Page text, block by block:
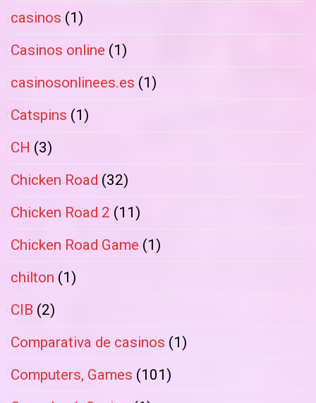
casinos (1)
Casinos online (1)
casinosonlinees.es (1)
Catspins (1)
CH (3)
Chicken Road (32)
Chicken Road 2 (11)
Chicken Road Game (1)
chilton (1)
CIB (2)
Comparativa de casinos (1)
Computers, Games (101)